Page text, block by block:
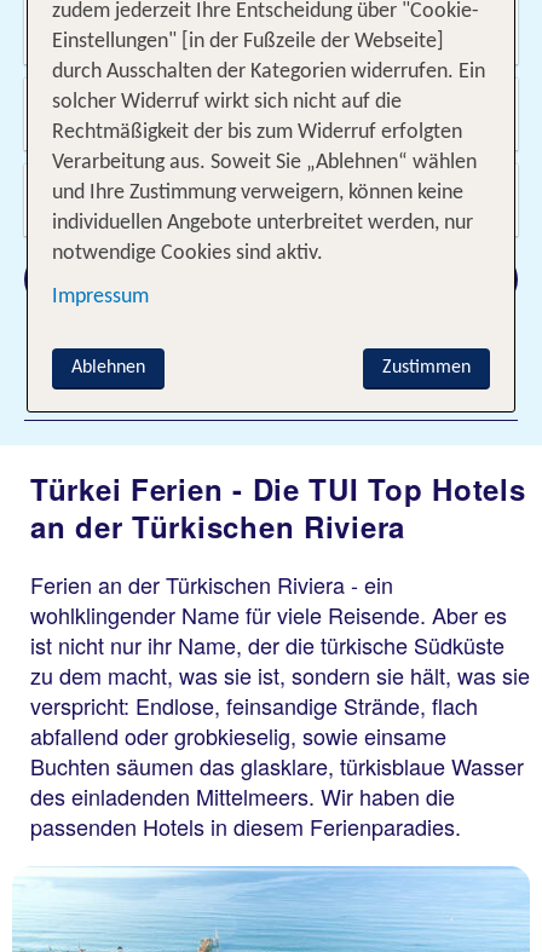
Von wo?
Schweiz
Wann & wie lange?
09.08.2026 - 24.05.2027, 1 Woche
Wer reist mit?
2 Erwachsene
Filter hinzufügen
Türkei Ferien - Die TUI Top Hotels
an der Türkischen Riviera
Ferien an der Türkischen Riviera - ein
wohlklingender Name für viele Reisende. Aber es
ist nicht nur ihr Name, der die türkische Südküste
zu dem macht, was sie ist, sondern sie hält, was sie
verspricht: Endlose, feinsandige Strände, flach
abfallend oder grobkieselig, sowie einsame
Buchten säumen das glasklare, türkisblaue Wasser
des einladenden Mittelmeers. Wir haben die
passenden Hotels in diesem Ferienparadies.
zudem jederzeit Ihre Entscheidung über "Cookie-
Einstellungen" [in der Fußzeile der Webseite]
durch Ausschalten der Kategorien widerrufen. Ein
solcher Widerruf wirkt sich nicht auf die
Rechtmäßigkeit der bis zum Widerruf erfolgten
Verarbeitung aus. Soweit Sie „Ablehnen“ wählen
und Ihre Zustimmung verweigern, können keine
individuellen Angebote unterbreitet werden, nur
notwendige Cookies sind aktiv.
Impressum
Zustimmen
Ablehnen